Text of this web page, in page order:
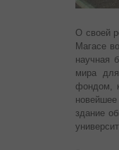
О своей
Магасе
научная
мира
фондом,
здание